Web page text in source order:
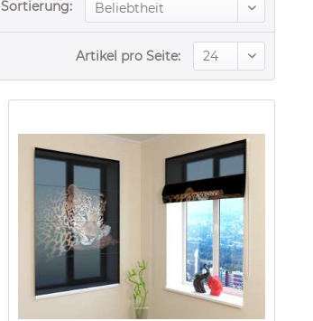
Sortierung:
Artikel pro Seite: